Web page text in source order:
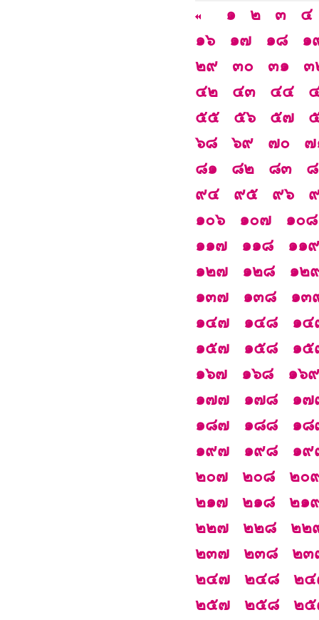
๑ ๒ ๓
๔
๑๖
๑๗ ๑๘
๑
๒๙
๓๐ ๓๑
๓
๔๒
๔๓ ๔๔
๕๕
๕๖ ๕๗
๖๘
๖๙ ๗๐
๗
๘๑
๘๒ ๘๓
๙๔
๙๕ ๙๖
๑๐๖
๑๐๗
๑๐๘
๑๑๗
๑๑๘
๑๑๙
๑๒๗
๑๒๘
๑๒
๑๓๗
๑๓๘
๑๓
๑๔๗
๑๔๘
๑๔
๑๕๗
๑๕๘
๑๕
๑๖๗
๑๖๘
๑๖๙
๑๗๗
๑๗๘
๑๗
๑๘๗
๑๘๘
๑๘
๑๙๗
๑๙๘
๑๙
๒๐๗
๒๐๘
๒๐
๒๑๗
๒๑๘
๒๑
๒๒๗
๒๒๘
๒๒
๒๓๗
๒๓๘
๒๓
๒๔๗
๒๔๘
๒
๒๕๗
๒๕๘
๒